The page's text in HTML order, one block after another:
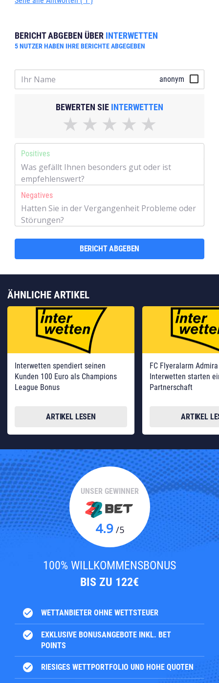
BERICHT ABGEBEN ÜBER INTERWETTEN
5NUTZER HABEN IHRE BERICHTE ABGEGEBEN
anonym
BEWERTEN SIE INTERWETTEN
Positives
Negatives
BERICHT ABGEBEN
ÄHNLICHE ARTIKEL
Interwetten spendiert seinen
Kunden 100 Euro als Champions
League Bonus
ARTIKEL LESEN
FC Flyeralarm
Interwetten starten
Partnerschaft
ARTIKEL
UNSER GEWINNER
4.9/5
100% WILLKOMMENSBONUS
BIS ZU 122€
check_circle WETTANBIETER OHNE WETTSTEUER
check_circle
EXKLUSIVE BONUSANGEBOTE INKL. BET
POINTS
check_circle RIESIGES WETTPORTFOLIO UND HOHE QUOTEN